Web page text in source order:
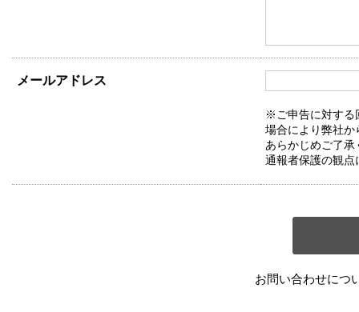
メールアドレス
※ご申告に対する
場合により弊社か
あらかじめご了承
通報者保護の観点
お問い合わせにつ